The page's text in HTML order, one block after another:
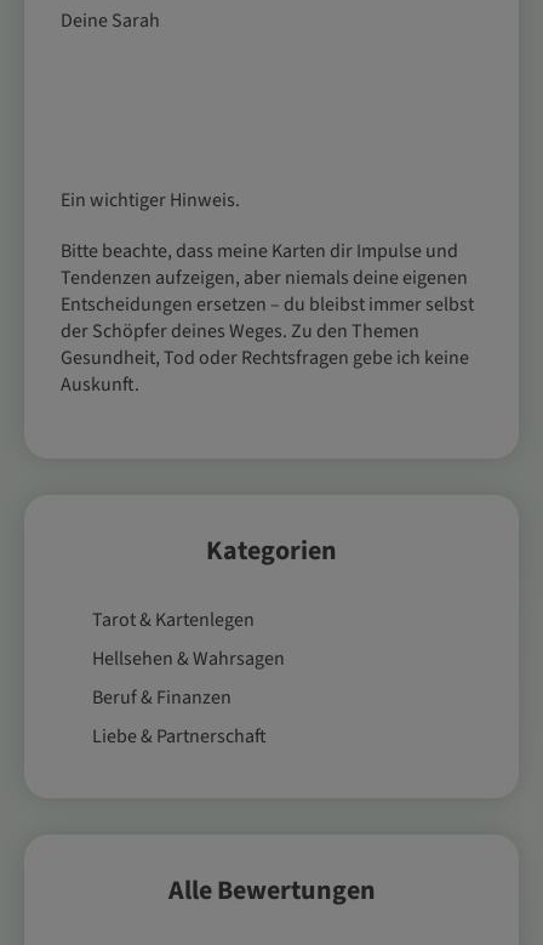
Deine Sarah
Ein wichtiger Hinweis.
Bitte beachte, dass meine Karten dir Impulse und
Tendenzen aufzeigen, aber niemals deine eigenen
Entscheidungen ersetzen – du bleibst immer selbst
der Schöpfer deines Weges. Zu den Themen
Gesundheit, Tod oder Rechtsfragen gebe ich keine
Auskunft.
Kategorien
Tarot & Kartenlegen
Hellsehen & Wahrsagen
Beruf & Finanzen
Liebe & Partnerschaft
Alle Bewertungen